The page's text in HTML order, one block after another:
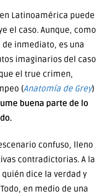
Latinoamérica puede
el caso. Aunque, como
inmediato, es una
imaginarios del caso
el true crimen,
(Anatomía de Grey)
buena parte de lo
confuso, lleno
contradictorias. A la
dice la verdad y
en medio de una